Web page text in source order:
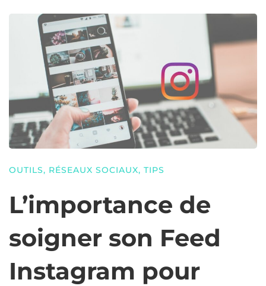
OUTILS, RÉSEAUX SOCIAUX, TIPS
L’importance de
soigner son Feed
Instagram pour